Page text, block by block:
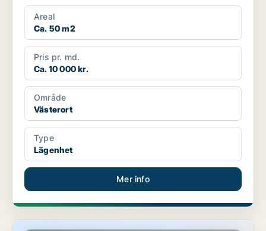
Areal
Ca. 50 m2
Pris pr. md.
Ca. 10 000 kr.
Område
Västerort
Type
Lägenhet
Mer info
Lägenhet i Västerort